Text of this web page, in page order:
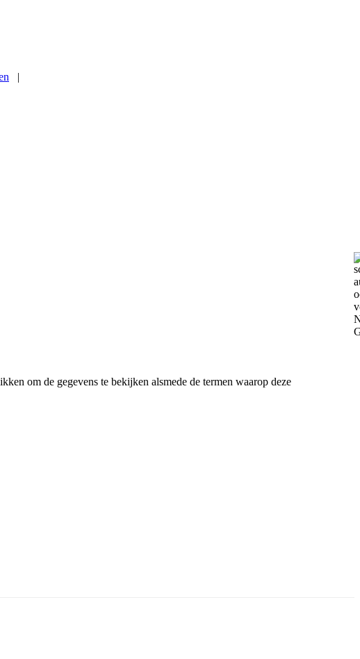
|
om de gegevens te bekijken alsmede de termen waarop deze